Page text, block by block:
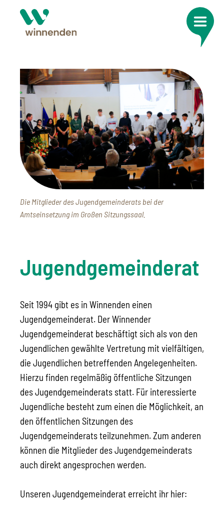
Die Mitglieder des Jugendgemeinderats bei der
Amtseinsetzung im Großen Sitzungssaal.
Jugendgemeinderat
Seit 1994 gibt es in Winnenden einen
Jugendgemeinderat. Der Winnender
Jugendgemeinderat beschäftigt sich als von den
Jugendlichen gewählte Vertretung mit vielfältigen,
die Jugendlichen betreffenden Angelegenheiten.
Hierzu finden regelmäßig öffentliche Sitzungen
des Jugendgemeinderats statt. Für interessierte
Jugendliche besteht zum einen die Möglichkeit, an
den öffentlichen Sitzungen des
Jugendgemeinderats teilzunehmen. Zum anderen
können die Mitglieder des Jugendgemeinderats
auch direkt angesprochen werden.
Unseren Jugendgemeinderat erreicht ihr hier: